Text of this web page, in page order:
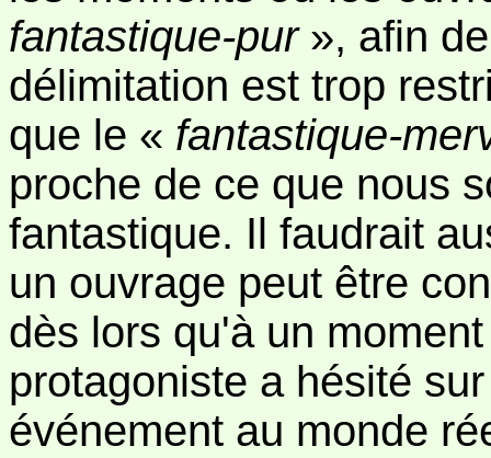
fantastique-pur», afin
délimitation est trop
que le « fantastique-
proche de ce que nous
fantastique. Il faudrait
un ouvrage peut être
dès lors qu'à un
protagoniste a hésité
événement au monde